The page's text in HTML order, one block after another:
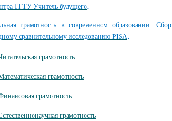
ГГТУ Учитель будущего.
грамотность в современном образовании.
сравнительному исследованию PISA.
грамотность
грамотность
грамотность
грамотность